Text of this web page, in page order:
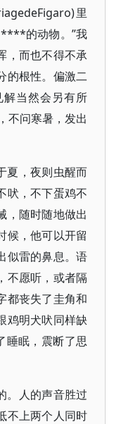
里
****的动物。”我
，而也不得不承
的根性。偏激二
当然会另有所
不问寒暑，发出
夏，夜则虫醒而
吠，不下蛋鸡不
，随时随地做出
候，他可以开留
似雷的鼻息。语
不愿听，或者隔
都丧失了圭角和
鸡明犬吠同样缺
睡眠，震断了思
。人的声音胜过
不上两个人同时